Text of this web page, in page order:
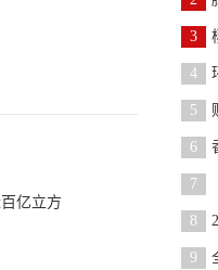
亿立方
3
4
5
6
7
8
9